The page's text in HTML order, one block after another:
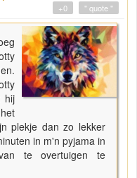
" quote "
+0
hij
plekje dan zo lekker
in m'n pyjama in
te overtuigen te